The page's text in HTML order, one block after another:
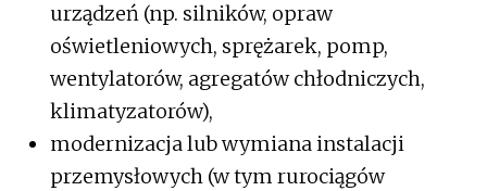
urządzeń (np. silników, opraw
oświetleniowych, sprężarek, pomp,
wentylatorów, agregatów chłodniczych,
klimatyzatorów),
modernizacja lub wymiana instalacji
przemysłowych (w tym rurociągów